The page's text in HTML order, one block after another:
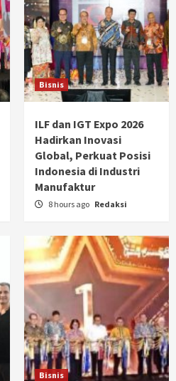
Bisnis
ILF dan IGT Expo 2026
Hadirkan Inovasi
Global, Perkuat Posisi
Indonesia di Industri
Manufaktur
8 hours ago Redaksi
Bisnis